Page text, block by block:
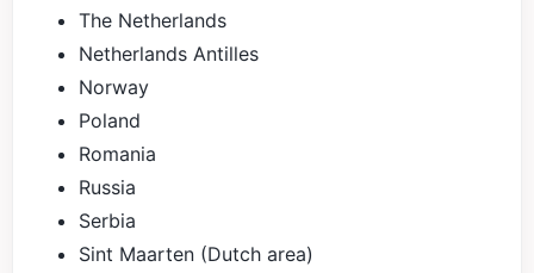
The Netherlands
Netherlands Antilles
Norway
Poland
Romania
Russia
Serbia
Sint Maarten (Dutch area)